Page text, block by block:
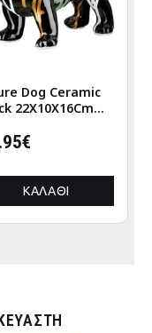
Dog Ceramic
22X10X16Cm
ΚΑΛΆΘΙ